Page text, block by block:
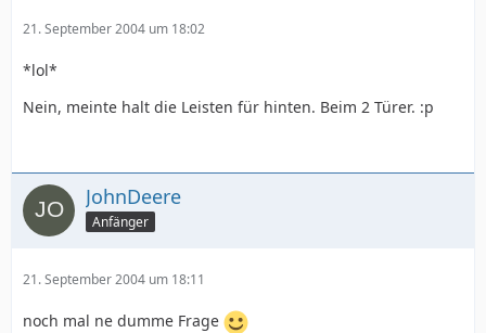
21. September 2004 um 18:02
*lol*
Nein, meinte halt die Leisten für hinten. Beim 2 Türer. :p
JohnDeere
Anfänger
21. September 2004 um 18:11
noch mal ne dumme Frage